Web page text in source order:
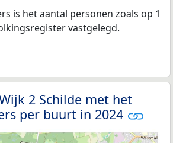
is het aantal personen zoals op 1
vastgelegd.
2 Schilde met het
per buurt in 2024